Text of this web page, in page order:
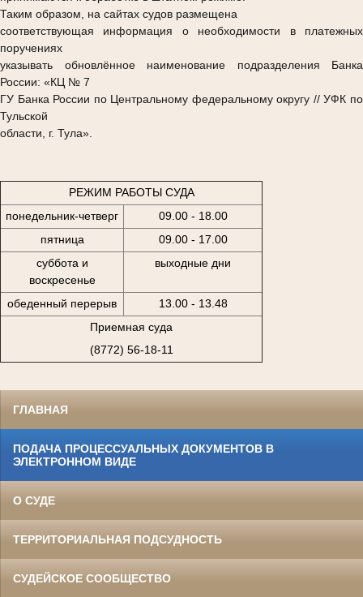
Таким образом, на сайтах судов размещена
соответствующая информация о необходимости в платежных
поручениях
указывать обновлённое наименование подразделения Банка
России: «КЦ № 7
ГУ Банка России по Центральному федеральному округу // УФК по
Тульской
области, г. Тула».
РЕЖИМ РАБОТЫ СУДА
понедельник-четверг
09.00 - 18.00
пятница
09.00 - 17.00
суббота и
воскресенье
выходные дни
обеденный перерыв
13.00 - 13.48
Приемная суда
(8772) 56-18-11
ГЛАВНАЯ
ПОДАЧА ПРОЦЕССУАЛЬНЫХ ДОКУМЕНТОВ В
ЭЛЕКТРОННОМ ВИДЕ
О СУДЕ
ТЕРРИТОРИАЛЬНАЯ ПОДСУДНОСТЬ
СУДЕЙСКОЕ СООБЩЕСТВО